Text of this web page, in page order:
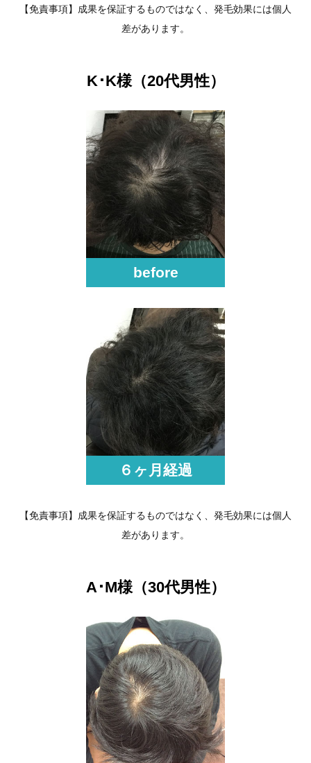
【免責事項】成果を保証するものではなく、発毛効果には個人
差があります。
K･K様（20代男性）
before
６ヶ月経過
【免責事項】成果を保証するものではなく、発毛効果には個人
差があります。
A･M様（30代男性）